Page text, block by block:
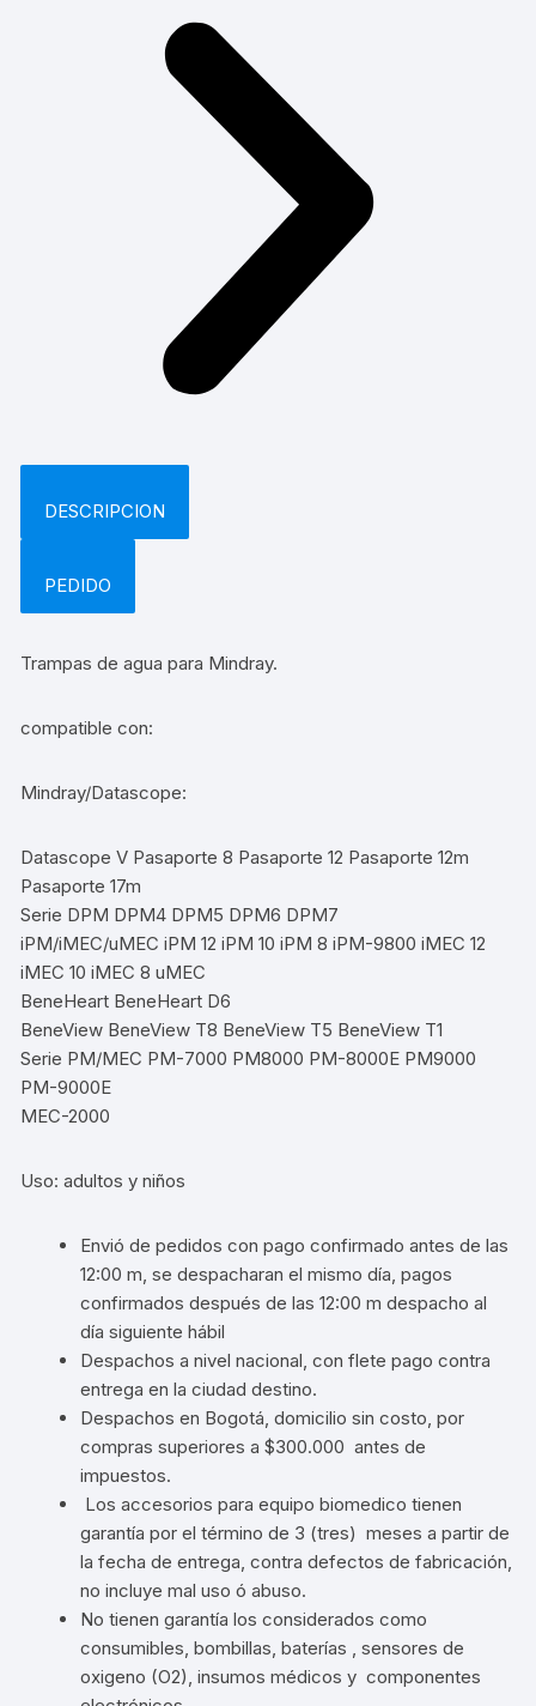
DESCRIPCION
PEDIDO
Trampas de agua para Mindray.
compatible con:
Mindray/Datascope:
Datascope V Pasaporte 8 Pasaporte 12 Pasaporte 12m
Pasaporte 17m
Serie DPM DPM4 DPM5 DPM6 DPM7
iPM/iMEC/uMEC iPM 12 iPM 10 iPM 8 iPM-9800 iMEC 12
iMEC 10 iMEC 8 uMEC
BeneHeart BeneHeart D6
BeneView BeneView T8 BeneView T5 BeneView T1
Serie PM/MEC PM-7000 PM8000 PM-8000E PM9000
PM-9000E
MEC-2000
Uso: adultos y niños
Envió de pedidos con pago confirmado antes de las
12:00 m, se despacharan el mismo día, pagos
confirmados después de las 12:00 m despacho al
día siguiente hábil
Despachos a nivel nacional, con flete pago contra
entrega en la ciudad destino.
Despachos en Bogotá, domicilio sin costo, por
compras superiores a $300.000 antes de
impuestos.
Los accesorios para equipo biomedico tienen
garantía por el término de 3 (tres) meses a partir de
la fecha de entrega, contra defectos de fabricación,
no incluye mal uso ó abuso.
No tienen garantía los considerados como
consumibles, bombillas, baterías , sensores de
oxigeno (O2), insumos médicos y componentes